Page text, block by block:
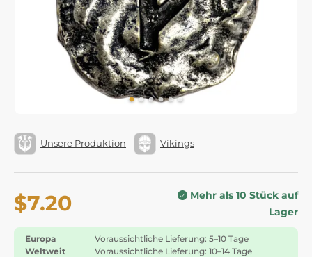
Unsere Produktion Vikings
$7.20
Mehr als 10 Stück auf
Lager
Europa
Voraussichtliche Lieferung: 5–10 Tage
Weltweit
Voraussichtliche Lieferung: 10–14 Tage